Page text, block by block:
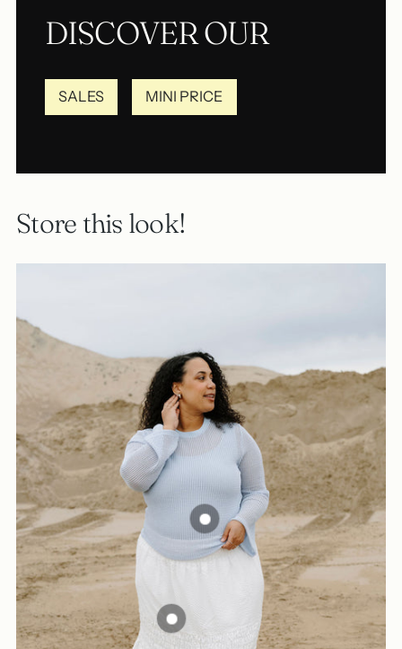
DISCOVER OUR
SALES MINI PRICE
Store this look!